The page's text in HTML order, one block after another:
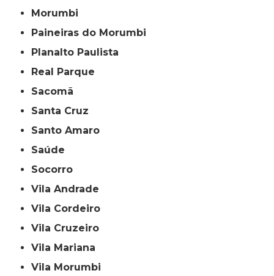
Morumbi
Paineiras do Morumbi
Planalto Paulista
Real Parque
Sacomã
Santa Cruz
Santo Amaro
Saúde
Socorro
Vila Andrade
Vila Cordeiro
Vila Cruzeiro
Vila Mariana
Vila Morumbi